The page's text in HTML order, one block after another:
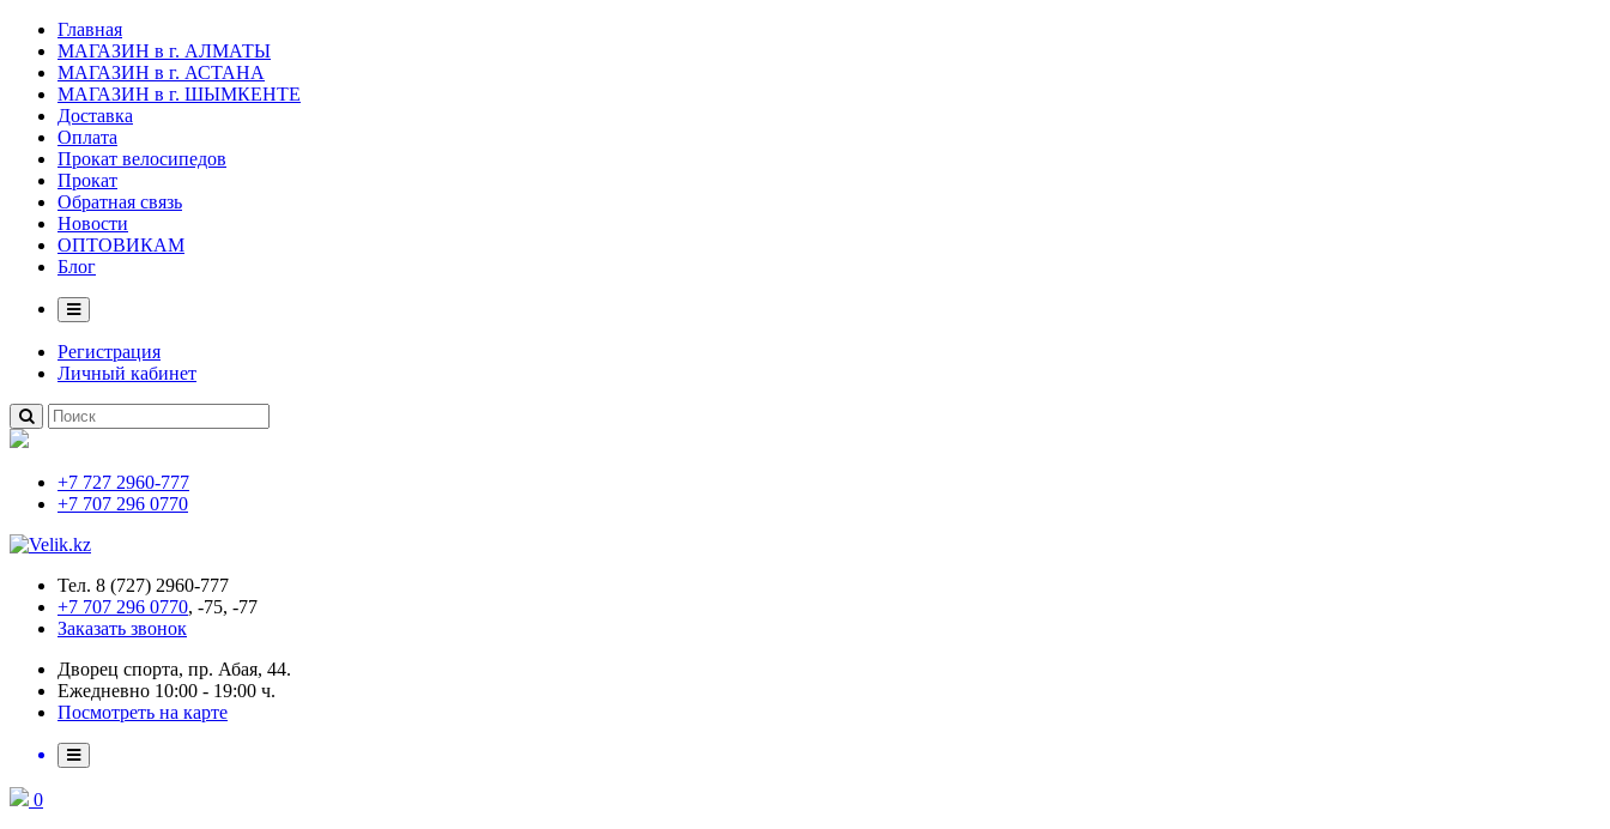
Главная
МАГАЗИН в г. АЛМАТЫ
МАГАЗИН в г. АСТАНА
МАГАЗИН в г. ШЫМКЕНТЕ
Доставка
Оплата
Прокат велосипедов
Прокат
Обратная связь
Новости
ОПТОВИКАМ
Блог
Регистрация
Личный кабинет
+7 727 2960-777
+7 707 296 0770
Тел. 8 (727) 2960-777
+7 707 296 0770, -75, -77
Заказать звонок
Дворец спорта, пр. Абая, 44.
Ежедневно 10:00 - 19:00 ч.
Посмотреть на карте
0